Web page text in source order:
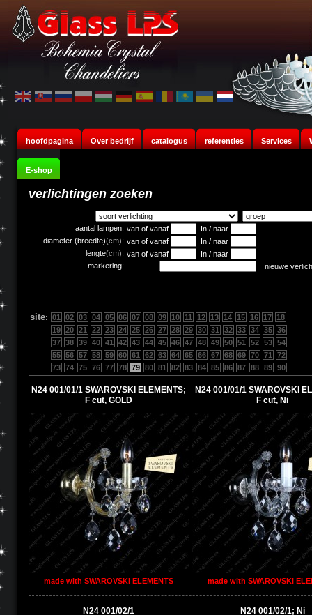
hoofdpagina Over bedrijf catalogus referenties Services
E-shop
verlichtingen zoeken
aantal lampen: van of vanaf
In / naar
diameter (breedte)(cm): van of vanaf
In / naar
lengte(cm): van of vanaf
In / naar
markering:
nieuwe
site: 01 02 03 04 05 06 07 08 09 10 11 12 13 14 15 16 17
18
19 20 21 22 23 24 25 26 27 28 29 30 31 32 33 34 35 36
37 38 39 40 41 42 43 44 45 46 47 48 49 50 51 52 53 54
55 56 57 58 59 60 61 62 63 64 65 66 67 68 69 70 71
72
73 74 75 76 77 78 79 80 81 82 83 84 85 86 87 88 89 90
N24 001/01/1 SWAROVSKI ELEMENTS;
F cut, GOLD
made with SWAROVSKI ELEMENTS
N24 001/01/1 SWAROVSKI
F cut, Ni
made with SWAROVSKI
N24 001/02/1 N24 001/02/1; Ni